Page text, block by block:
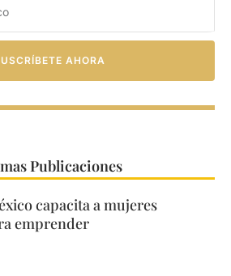
AHORA
Publicaciones
capacita a mujeres
emprender